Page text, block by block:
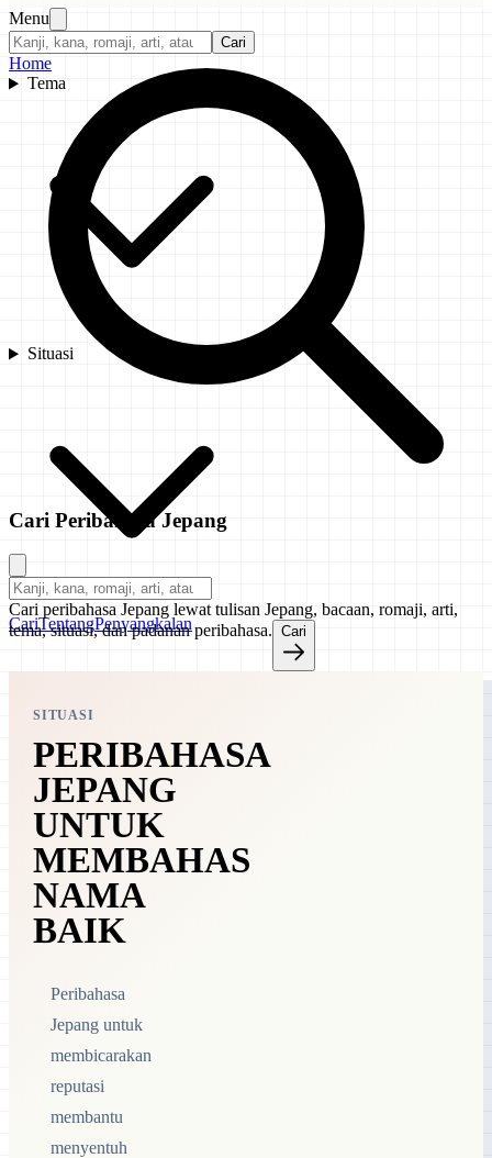
Menu
Cari
Home
Tema
Situasi
CariTentangPenyangkalan
Cari Peribahasa Jepang
Cari peribahasa Jepang lewat tulisan Jepang, bacaan, romaji, arti,
tema, situasi, dan padanan peribahasa. Cari
SITUASI
PERIBAHASA
JEPANG
UNTUK
MEMBAHAS
NAMA
BAIK
Peribahasa
Jepang untuk
membicarakan
reputasi
membantu
menyentuh